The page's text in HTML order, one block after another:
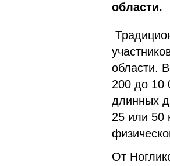
области.
области.
200 до 10
длинных
25 или 50
От